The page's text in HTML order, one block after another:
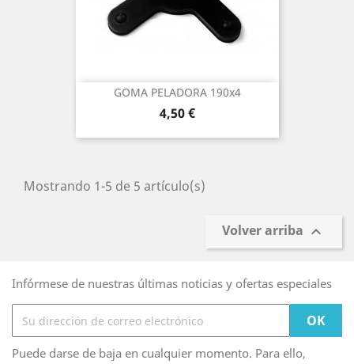
GOMA PELADORA 190x4
Precio
4,50 €
Mostrando 1-5 de 5 artículo(s)
Volver arriba 
Infórmese de nuestras últimas noticias y ofertas especiales
Puede darse de baja en cualquier momento. Para ello,